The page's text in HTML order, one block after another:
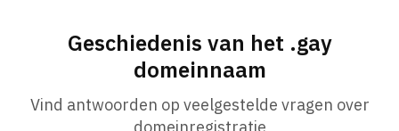
Geschiedenis van het .gay
domeinnaam
Vind antwoorden op veelgestelde vragen over